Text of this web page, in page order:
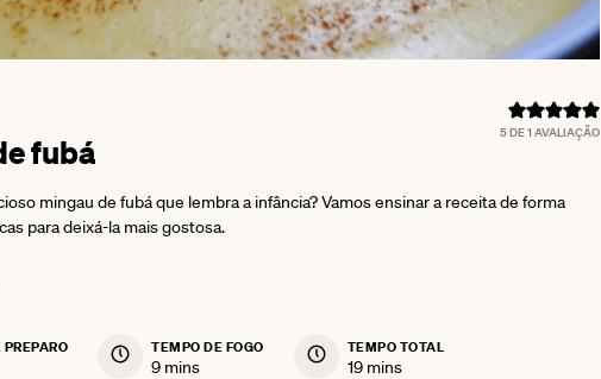
5DE 1 AVALIAÇÃO
fubá
mingau de fubá que lembra a infância? Vamos ensinar a receita de forma
para deixá-la mais gostosa.
TEMPO DE FOGO
9minutes
mins
TEMPO TOTAL
19minutes
mins